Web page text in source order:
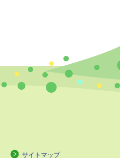
サイトマップ